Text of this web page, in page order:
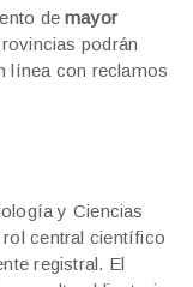
demayor
podrán
línea con reclamos
y Ciencias
central científico
registral. El